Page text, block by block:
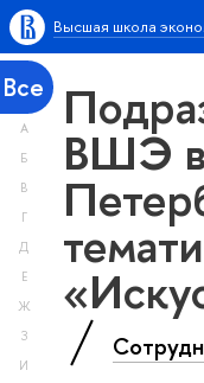
Высшая школа
Все
А
Б
В
Г
Д
Е
Ж
З
И
ВШЭ в